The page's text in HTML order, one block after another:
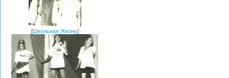
[Школьная Жизнь]